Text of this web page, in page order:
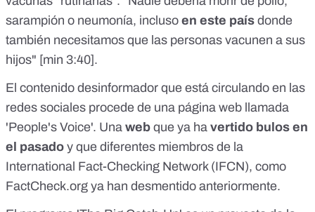
sarampión o neumonía, incluso en este país donde
también necesitamos que las personas vacunen a sus
hijos" [min 3:40].
El contenido desinformador que está circulando en las
redes sociales procede de una página web llamada
'People's Voice'. Una web que ya ha vertido bulos en
el pasado y que diferentes miembros de la
International Fact-Checking Network (IFCN), como
FactCheck.org ya han desmentido anteriormente.